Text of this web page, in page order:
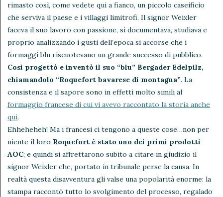
rimasto così, come vedete qui a fianco, un piccolo caseificio
che serviva il paese e i villaggi limitrofi. Il signor Weixler
faceva il suo lavoro con passione, si documentava, studiava e
proprio analizzando i gusti dell’epoca si accorse che i
formaggi blu riscuotevano un grande successo di pubblico.
Così progettò e inventò il suo “blu” Bergader Edelpilz,
chiamandolo “Roquefort bavarese di montagna”. La
consistenza e il sapore sono in effetti molto simili al
formaggio francese di cui vi avevo raccontato la storia anche
qui.
Ehheheheh! Ma i francesi ci tengono a queste cose…non per
niente il loro Roquefort è stato uno dei primi prodotti
AOC; e quindi si affrettarono subito a citare in giudizio il
signor Weixler che, portato in tribunale perse la causa. In
realtà questa disavventura gli valse una popolarità enorme: la
stampa raccontò tutto lo svolgimento del processo, regalado